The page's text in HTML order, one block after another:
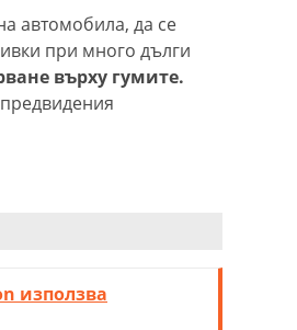
автомобила, да се
при много дълги
върху гумите.
използва